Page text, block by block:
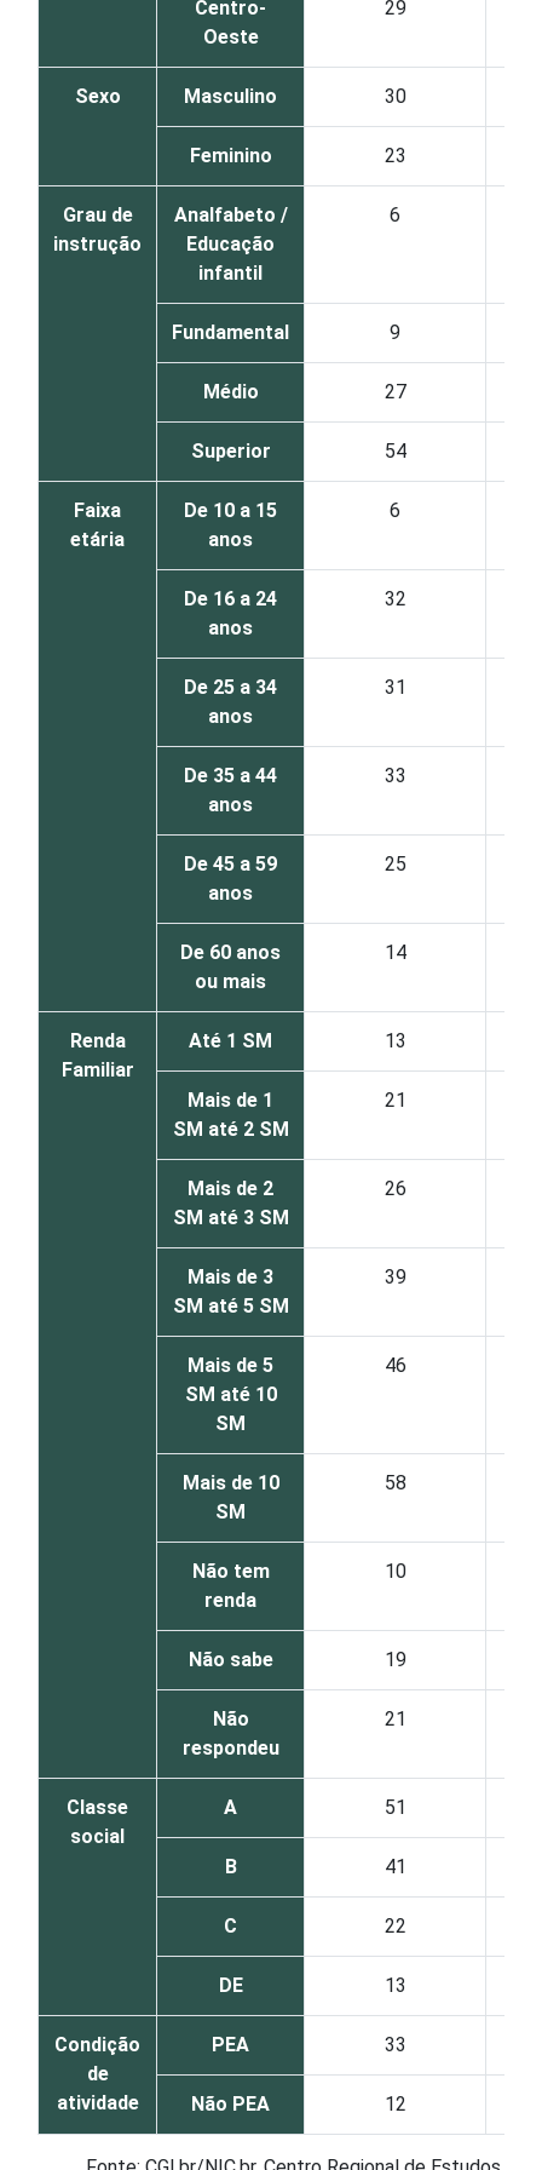
Centro-
Oeste
29
Sexo Masculino 30
Feminino 23
Grau de
instrução
Analfabeto /
Educação
infantil
6
Fundamental 9
Médio 27
Superior 54
Faixa
etária
De 10 a 15
anos
6
De 16 a 24
anos
32
De 25 a 34
anos
31
De 35 a 44
anos
33
De 45 a 59
anos
25
De 60 anos
ou mais
14
Renda
Familiar
Até 1 SM 13
Mais de 1
SM até 2 SM
21
Mais de 2
SM até 3 SM
26
Mais de 3
SM até 5 SM
39
Mais de 5
SM até 10
SM
46
Mais de 10
SM
58
Não tem
renda
10
Não sabe 19
Não
respondeu
21
Classe
social
A 51
B 41
C 22
DE 13
Condição
de
atividade
PEA 33
Não PEA 12